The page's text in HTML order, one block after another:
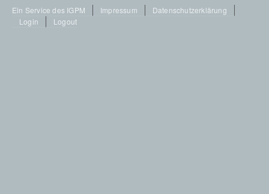
Footer
Ein Service des IGPM Impressum
Datenschutzerklärung
Login
Logout